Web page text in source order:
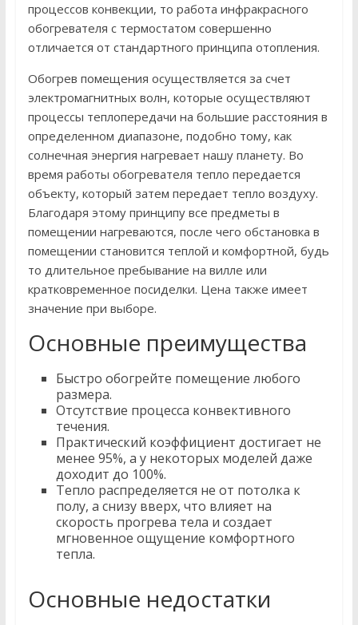
процессов конвекции, то работа инфракрасного
обогревателя с термостатом совершенно
отличается от стандартного принципа отопления.
Обогрев помещения осуществляется за счет
электромагнитных волн, которые осуществляют
процессы теплопередачи на большие расстояния в
определенном диапазоне, подобно тому, как
солнечная энергия нагревает нашу планету. Во
время работы обогревателя тепло передается
объекту, который затем передает тепло воздуху.
Благодаря этому принципу все предметы в
помещении нагреваются, после чего обстановка в
помещении становится теплой и комфортной, будь
то длительное пребывание на вилле или
кратковременное посиделки. Цена также имеет
значение при выборе.
Основные преимущества
Быстро обогрейте помещение любого
размера.
Отсутствие процесса конвективного
течения.
Практический коэффициент достигает не
менее 95%, а у некоторых моделей даже
доходит до 100%.
Тепло распределяется не от потолка к
полу, а снизу вверх, что влияет на
скорость прогрева тела и создает
мгновенное ощущение комфортного
тепла.
Основные недостатки